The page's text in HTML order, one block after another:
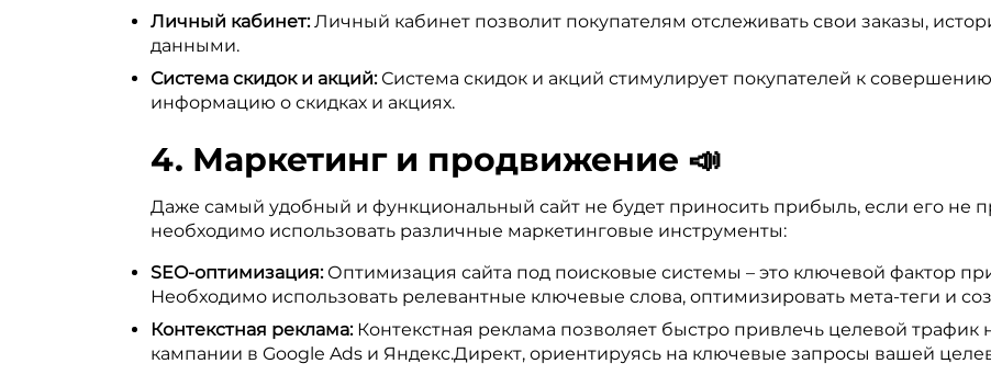
Личный кабинет:Личный кабинет позволит покупателям отслеживать свои заказы,
данными.
Система скидок и акций:Система скидок и акций стимулирует покупателей к
информацию о скидках и акциях.
4. Маркетинг и продвижение 📣
Даже самый удобный и функциональный сайт не будет приносить прибыль, если его не
необходимо использовать различные маркетинговые инструменты:
SEO-оптимизация:Оптимизация сайта под поисковые системы – это ключевой фактор
Необходимо использовать релевантные ключевые слова, оптимизировать мета-теги и
Контекстная реклама:Контекстная реклама позволяет быстро привлечь целевой трафик
кампании в Google Ads и Яндекс.Директ, ориентируясь на ключевые запросы вашей